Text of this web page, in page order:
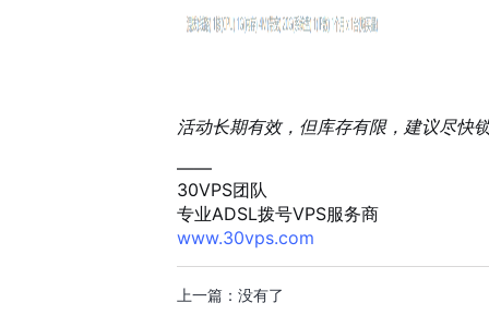
活动长期有效，但库存有限，建议尽快
——
30VPS团队
专业ADSL拨号VPS服务商
www.30vps.com
上一篇：没有了